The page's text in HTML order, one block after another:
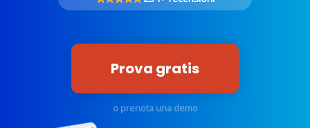
Prova gratis
o prenota una demo